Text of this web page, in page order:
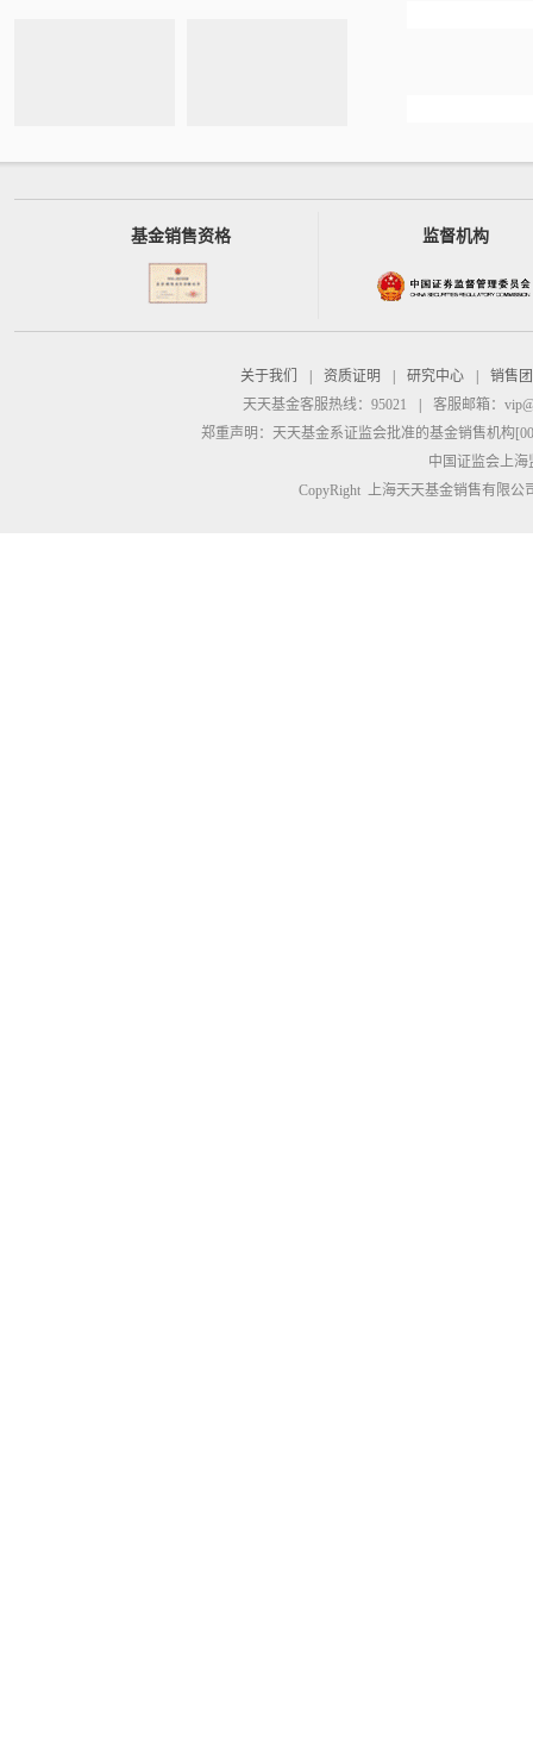
基金销售资格 监督机构
关于我们 资质证明 研究中心
销售
天天基金客服热线：95021
客服邮箱：
郑重声明： 天天基金系证监会批准的基金销售机构
中国证监会上
CopyRight 上海天天基金销售有限